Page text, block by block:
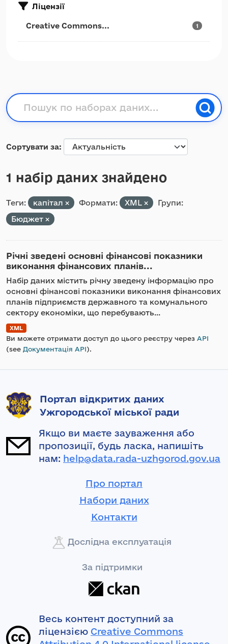
Ліцензії
Creative Commons... 1
Сортувати за
1 набір даних знайдено
Теги: капітал Формати: XML
Групи:
Бюджет
Річні зведені основні фінансові показники
виконання фінансових планів...
Набір даних містить річну зведену інформацію про
основні фінансові показники виконання фінансових
планів підприємств державного та комунального
сектору економіки, що перебувають...
XML
Ви можете отримати доступ до цього реєстру через API
(see Документація API).
Портал відкритих даних
Ужгородської міської ради
Якщо ви маєте зауваження або
пропозиції, будь ласка, напишіть
нам: help@data.rada-uzhgorod.gov.ua
Про портал
Набори даних
Контакти
Дослідна експлуатація
За підтримки
Весь контент доступний за
ліцензією Creative Commons